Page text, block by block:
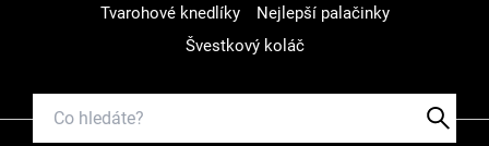
Tvarohové knedlíky
Nejlepší palačinky
Švestkový koláč